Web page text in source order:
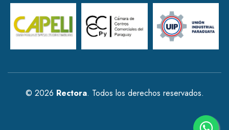
© 2026 Rectora. Todos los derechos reservados.